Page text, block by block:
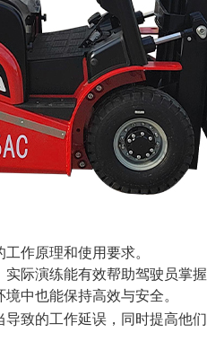
作原理和使用要求。
际演练能有效帮助驾驶员掌握
中也能保持高效与安全。
致的工作延误，同时提高他